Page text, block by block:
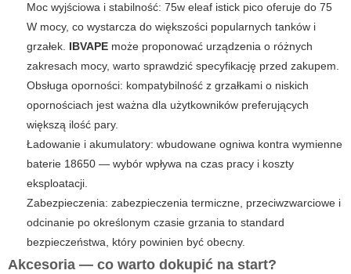
Moc wyjściowa i stabilność: 75w eleaf istick pico oferuje do 75
W mocy, co wystarcza do większości popularnych tanków i
grzałek. IBVAPE może proponować urządzenia o różnych
zakresach mocy, warto sprawdzić specyfikację przed zakupem.
Obsługa oporności: kompatybilność z grzałkami o niskich
opornościach jest ważna dla użytkowników preferujących
większą ilość pary.
Ładowanie i akumulatory: wbudowane ogniwa kontra wymienne
baterie 18650 — wybór wpływa na czas pracy i koszty
eksploatacji.
Zabezpieczenia: zabezpieczenia termiczne, przeciwzwarciowe i
odcinanie po określonym czasie grzania to standard
bezpieczeństwa, który powinien być obecny.
Akcesoria — co warto dokupić na start?